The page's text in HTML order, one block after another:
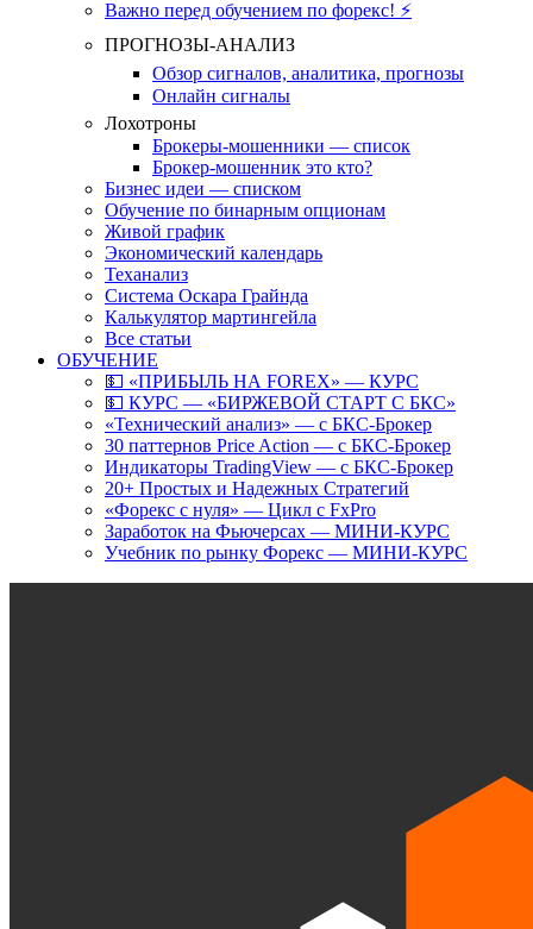
Важно перед обучением по форекс! ⚡
ПРОГНОЗЫ-АНАЛИЗ
Обзор сигналов, аналитика, прогнозы
Онлайн сигналы
Лохотроны
Брокеры-мошенники — список
Брокер-мошенник это кто?
Бизнес идеи — списком
Обучение по бинарным опционам
Живой график
Экономический календарь
Теханализ
Система Оскара Грайнда
Калькулятор мартингейла
Все статьи
ОБУЧЕНИЕ
💵 «ПРИБЫЛЬ НА FOREX» — КУРС
💵 КУРС — «БИРЖЕВОЙ СТАРТ С БКС»
«Технический анализ» — с БКС-Брокер
30 паттернов Price Action — с БКС-Брокер
Индикаторы TradingView — с БКС-Брокер
20+ Простых и Надежных Стратегий
«Форекс с нуля» — Цикл с FxPro
Заработок на Фьючерсах — МИНИ-КУРС
Учебник по рынку Форекс — МИНИ-КУРС